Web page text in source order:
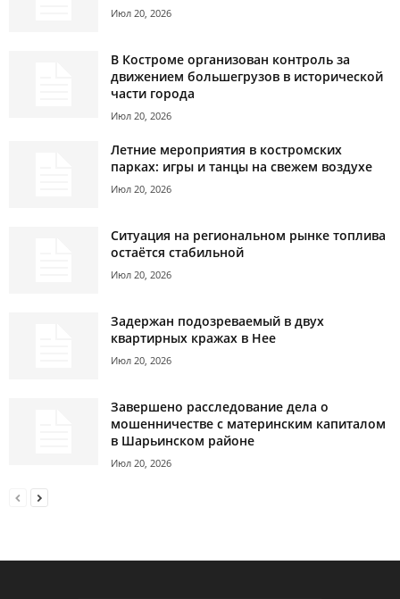
Июл 20, 2026
В Костроме организован контроль за
движением большегрузов в исторической
части города
Июл 20, 2026
Летние мероприятия в костромских
парках: игры и танцы на свежем воздухе
Июл 20, 2026
Ситуация на региональном рынке топлива
остаётся стабильной
Июл 20, 2026
Задержан подозреваемый в двух
квартирных кражах в Нее
Июл 20, 2026
Завершено расследование дела о
мошенничестве с материнским капиталом
в Шарьинском районе
Июл 20, 2026